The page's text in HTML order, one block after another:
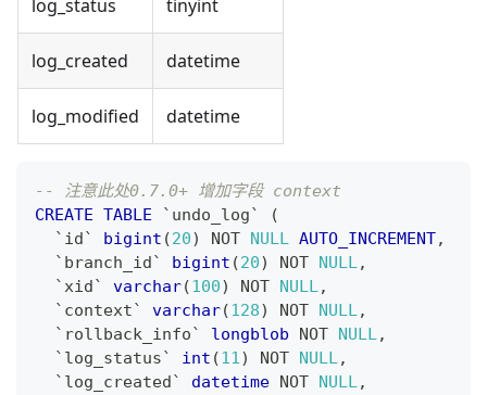
log_status tinyint
log_created datetime
log_modified datetime
-- 注意此处0.7.0+ 增加字段 context
CREATE TABLE ` undo_log `
(
` id ` bigint (20) NOT NULL AUTO_INCREMENT,
` branch_id ` bigint (20) NOT NULL,
`xid ` varchar(100) NOT NULL,
` context ` varchar(128) NOT NULL,
` rollback_info ` longblob NOT NULL,
` log_status ` int (11) NOT NULL,
` log_created ` datetime NOT NULL,